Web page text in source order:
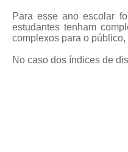
Para esse ano escolar
estudantes tenham
complexos para o
No caso dos índices de